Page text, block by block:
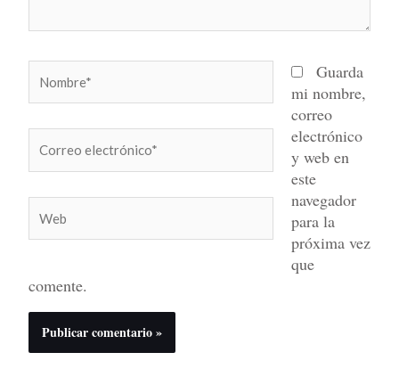
electrónico*
Guarda
mi nombre,
correo
electrónico
y web en
este
navegador
para la
próxima vez
que
comente.